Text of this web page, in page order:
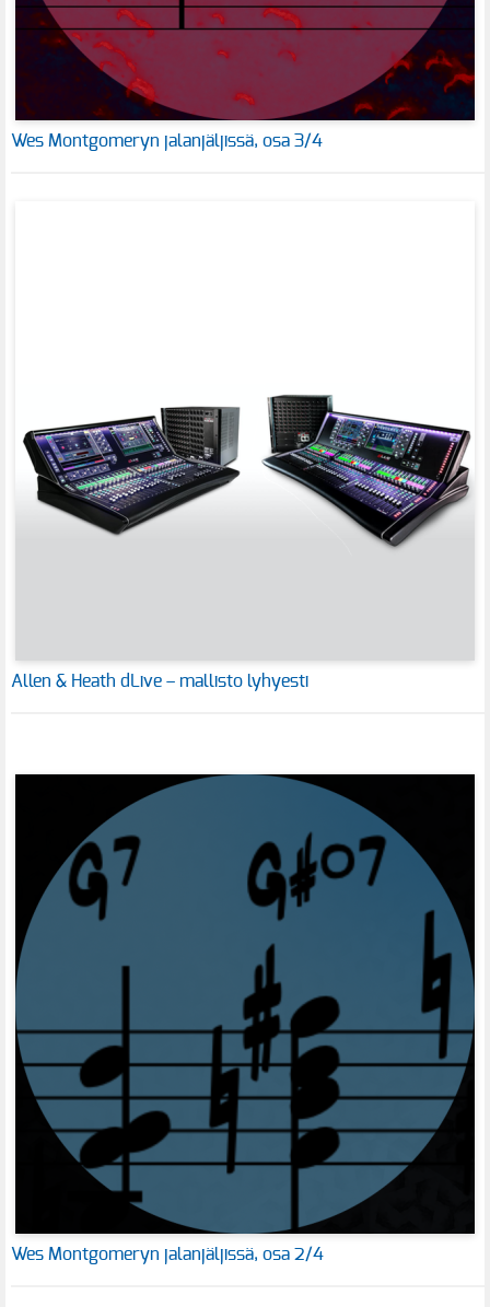
Wes Montgomeryn jalanjäljissä, osa 3/4
Allen & Heath dLive – mallisto lyhyesti
Wes Montgomeryn jalanjäljissä, osa 2/4